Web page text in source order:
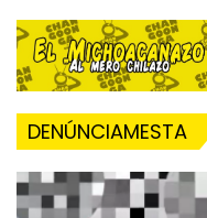
DENÚNCIAMESTA